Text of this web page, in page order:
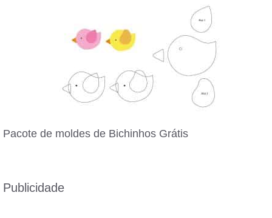
Pacote de moldes de Bichinhos Grátis
Publicidade